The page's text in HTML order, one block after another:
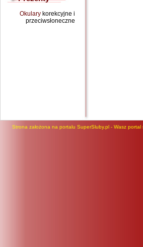
Okulary korekcyjne i
przeciwsłoneczne
Strona założona na portalu SuperSluby.pl - Wasz